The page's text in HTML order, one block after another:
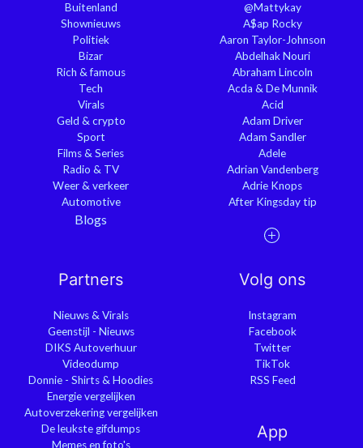
Buitenland
Shownieuws
Politiek
Bizar
Rich & famous
Tech
Virals
Geld & crypto
Sport
Films & Series
Radio & TV
Weer & verkeer
Automotive
Blogs
@Mattykay
A$ap Rocky
Aaron Taylor-Johnson
Abdelhak Nouri
Abraham Lincoln
Acda & De Munnik
Acid
Adam Driver
Adam Sandler
Adele
Adrian Vandenberg
Adrie Knops
After Kingsday tip
Partners
Nieuws & Virals
Geenstijl - Nieuws
DIKS Autoverhuur
Videodump
Donnie - Shirts & Hoodies
Energie vergelijken
Autoverzekering vergelijken
De leukste gifdumps
Memes en foto's
Volg ons
Instagram
Facebook
Twitter
TikTok
RSS Feed
App